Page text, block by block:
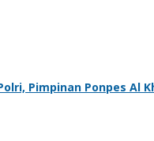
Pimpinan Ponpes Al